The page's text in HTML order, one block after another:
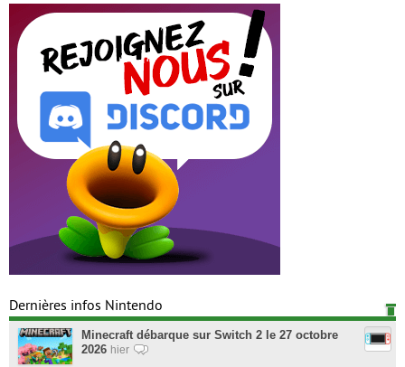
Dernières infos Nintendo
Minecraft débarque sur Switch 2 le 27 octobre
2026 hier